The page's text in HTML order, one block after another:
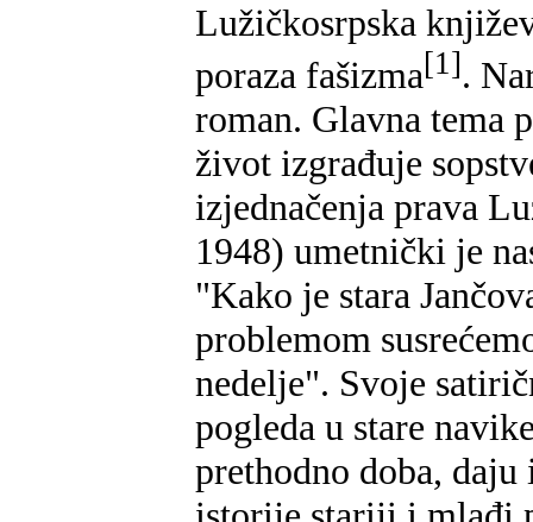
Lužičkosrpska
poraza fašizma[1].
roman. Glavna tema
život izgrađuje
izjednačenja prava
1948) umetnički je
"Kako je stara
problemom
nedelje". Svoje
pogleda u stare
prethodno doba,